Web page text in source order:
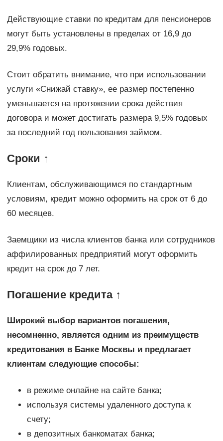
Действующие ставки по кредитам для пенсионеров
могут быть установлены в пределах от 16,9 до
29,9% годовых.
Стоит обратить внимание, что при использовании
услуги «Снижай ставку», ее размер постепенно
уменьшается на протяжении срока действия
договора и может достигать размера 9,5% годовых
за последний год пользования займом.
Сроки ↑
Клиентам, обслуживающимся по стандартным
условиям, кредит можно оформить на срок от 6 до
60 месяцев.
Заемщики из числа клиентов банка или сотрудников
аффилированных предприятий могут оформить
кредит на срок до 7 лет.
Погашение кредита ↑
Широкий выбор вариантов погашения,
несомненно, является одним из преимуществ
кредитования в Банке Москвы и предлагает
клиентам следующие способы:
в режиме онлайне на сайте банка;
используя системы удаленного доступа к
счету;
в депозитных банкоматах банка;